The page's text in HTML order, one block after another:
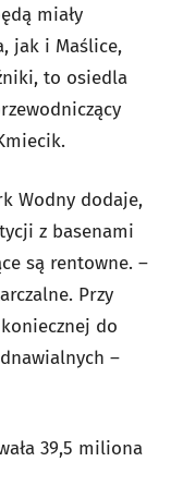
miały
jak i Maślice,
to osiedla
Wodny dodaje,
z basenami
są rentowne. –
Przy
do
–
39,5 miliona